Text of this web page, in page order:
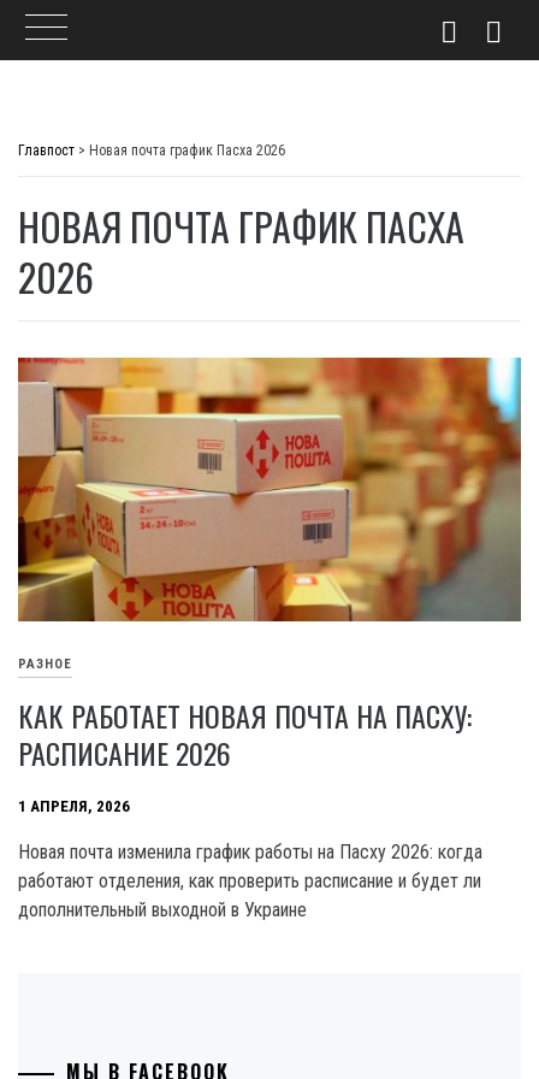
Главпост > Новая почта график Пасха 2026
НОВАЯ ПОЧТА ГРАФИК ПАСХА
2026
РАЗНОЕ
КАК РАБОТАЕТ НОВАЯ ПОЧТА НА ПАСХУ:
РАСПИСАНИЕ 2026
1 АПРЕЛЯ, 2026
Новая почта изменила график работы на Пасху 2026: когда
работают отделения, как проверить расписание и будет ли
дополнительный выходной в Украине
МЫ В FACEBOOK